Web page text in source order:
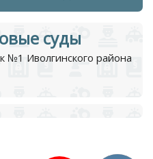
суды
№1 Иволгинского района